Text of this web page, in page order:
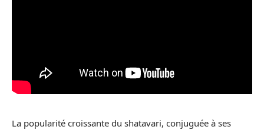
La popularité croissante du shatavari, conjuguée à ses